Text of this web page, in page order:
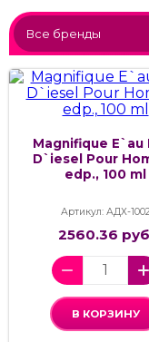
Magnifique E`au
D`iesel Pour
edp., 100 ml
Артикул: АДХ-1002
2560.36
В КОРЗИНУ